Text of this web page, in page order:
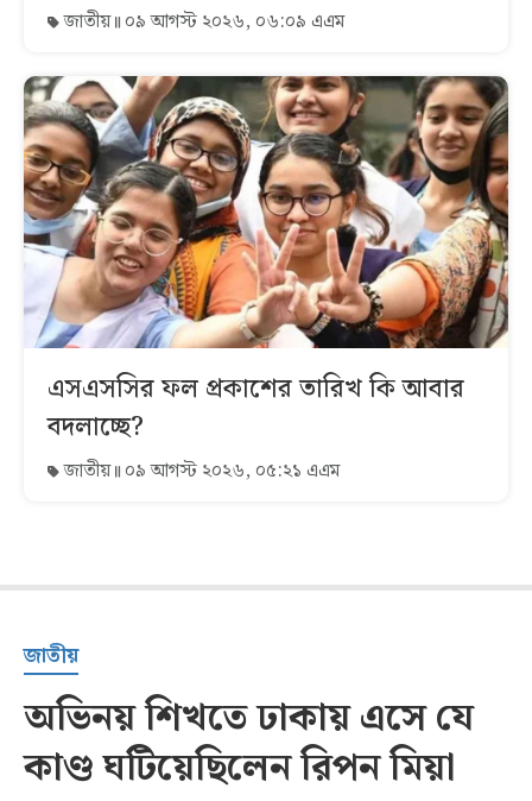
জাতীয় ০৯ আগস্ট ২০২৬, ০৬:০৯ এএম
এসএসসির ফল প্রকাশের তারিখ কি আবার
বদলাচ্ছে?
জাতীয় ০৯ আগস্ট ২০২৬, ০৫:২১ এএম
জাতীয়
অভিনয় শিখতে ঢাকায় এসে যে
কাণ্ড ঘটিয়েছিলেন রিপন মিয়া